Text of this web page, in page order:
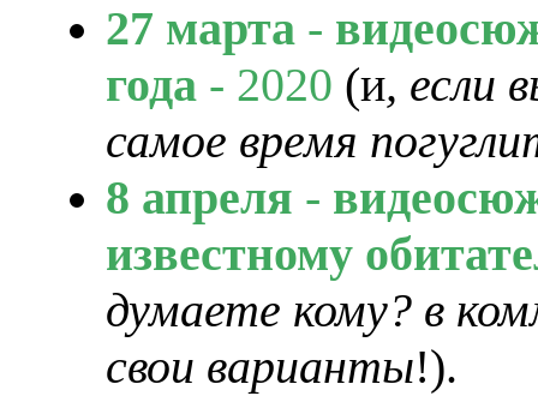
27 марта -
года - 2020 (и, если
самое время
8 апреля -
известному
думаете кому? в
свои варианты!).